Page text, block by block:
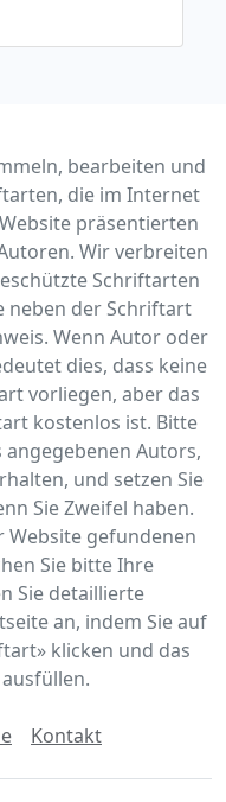
bearbeiten und
die im Internet
präsentierten
Wir verbreiten
Schriftarten
neben der Schriftart
Wenn Autor oder
dies, dass keine
vorliegen, aber das
kostenlos ist. Bitte
Autors,
und setzen Sie
Sie Zweifel haben.
Website gefundenen
Sie bitte Ihre
Sie detaillierte
an, indem Sie auf
klicken und das
Kontakt